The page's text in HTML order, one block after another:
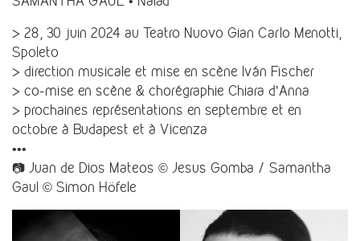
> 28, 30 juin 2024 au Teatro Nuovo Gian Carlo Menotti,
Spoleto
> direction musicale et mise en scène Iván Fischer
> co-mise en scène & chorégraphie Chiara d’Anna
> prochaines représentations en septembre et en
octobre à Budapest et à Vicenza
•••
📷 Juan de Dios Mateos © Jesus Gomba / Samantha
Gaul © Simon Höfele